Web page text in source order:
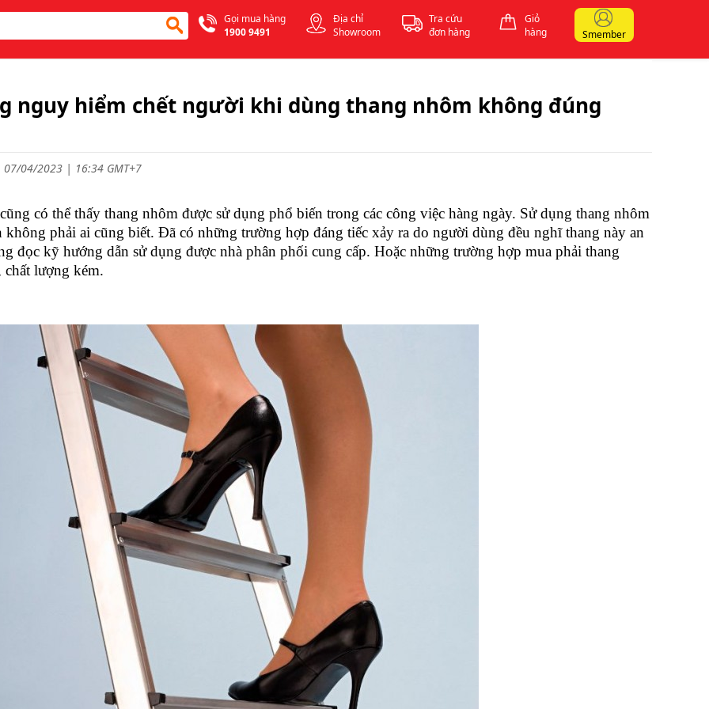
Gọi mua hàng
1900 9491
Địa chỉ
Showroom
Tra cứu
đơn hàng
Giỏ
hàng
Smember
nguy hiểm chết người khi dùng thang nhôm không đúng
07/04/2023 | 16:34 GMT+7
có thể thấy thang nhôm được sử dụng phổ biến trong các công việc hàng ngày. Sử dụng thang nhôm
không phải ai cũng biết. Đã có những trường hợp đáng tiếc xảy ra do người dùng đều nghĩ thang này an
đọc kỹ hướng dẫn sử dụng được nhà phân phối cung cấp. Hoặc những trường hợp mua phải thang
chất lượng kém.